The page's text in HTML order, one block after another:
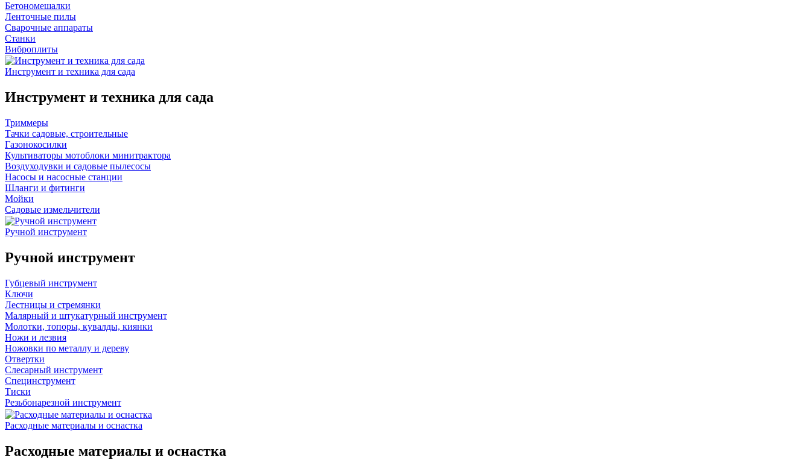
Бетономешалки
Ленточные пилы
Сварочные аппараты
Станки
Виброплиты
Инструмент и техника для сада
Инструмент и техника для сада
Триммеры
Тачки садовые, строительные
Газонокосилки
Культиваторы мотоблоки минитрактора
Воздуходувки и садовые пылесосы
Насосы и насосные станции
Шланги и фитинги
Мойки
Садовые измельчители
Ручной инструмент
Ручной инструмент
Губцевый инструмент
Ключи
Лестницы и стремянки
Малярный и штукатурный инструмент
Молотки, топоры, кувалды, киянки
Ножи и лезвия
Ножовки по металлу и дереву
Отвертки
Слесарный инструмент
Специнструмент
Тиски
Резьбонарезной инструмент
Расходные материалы и оснастка
Расходные материалы и оснастка